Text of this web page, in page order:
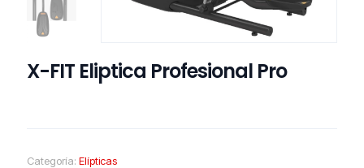
X-FIT Eliptica Profesional Pro
Categoría: Elípticas